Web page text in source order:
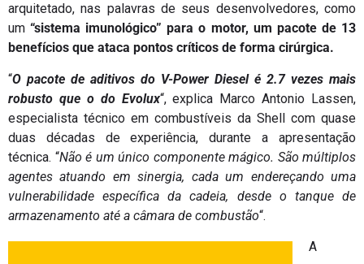
arquitetado, nas palavras de seus desenvolvedores, como
um“sistema imunológico” para o motor, um pacote de 13
benefícios que ataca pontos críticos de forma cirúrgica.
“O pacote de aditivos do V-Power Diesel é 2.7 vezes mais
robusto que o do Evolux“, explica Marco Antonio Lassen,
especialista técnico em combustíveis da Shell com quase
duas décadas de experiência, durante a apresentação
técnica. “Não é um único componente mágico. São múltiplos
agentes atuando em sinergia, cada um endereçando uma
vulnerabilidade específica da cadeia, desde o tanque de
armazenamento até a câmara de combustão“.
A